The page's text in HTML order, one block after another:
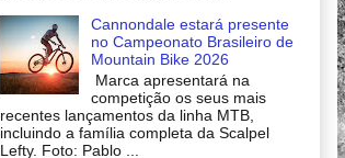
Cannondale estará presente
no Campeonato Brasileiro de
Mountain Bike 2026
Marca apresentará na
competição os seus mais
recentes lançamentos da linha MTB,
incluindo a família completa da Scalpel
Lefty. Foto: Pablo ...